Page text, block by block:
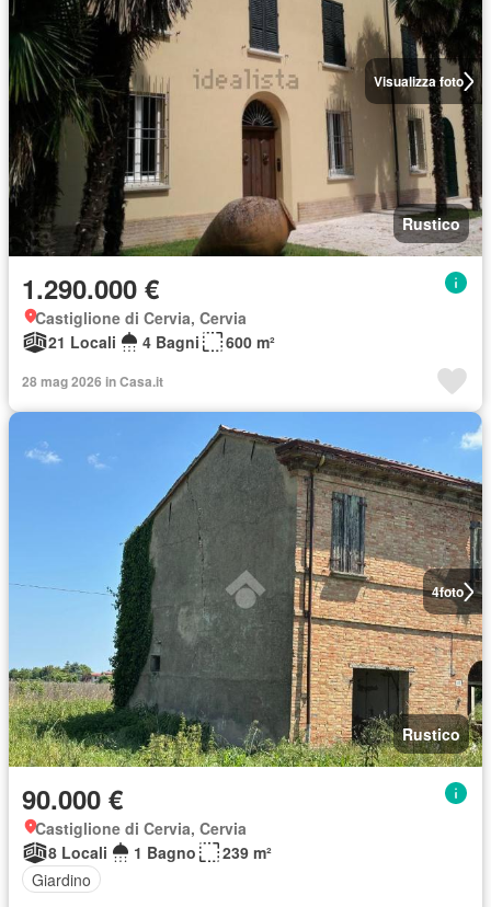
Visualizza foto
Rustico
1.290.000 €
Castiglione di Cervia, Cervia
21 Locali
4 Bagni 600 m²
28 mag 2026 in Casa.it
4foto
Rustico
90.000 €
Castiglione di Cervia, Cervia
8 Locali
1 Bagno
239 m²
Giardino